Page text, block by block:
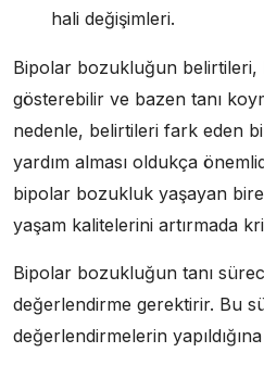
hali değişimleri.
Bipolar bozukluğun belirtileri,
gösterebilir ve bazen tanı
nedenle, belirtileri fark eden
yardım alması oldukça
bipolar bozukluk yaşayan
yaşam kalitelerini artırmada
Bipolar bozukluğun tanı
değerlendirme gerektirir. Bu
değerlendirmelerin